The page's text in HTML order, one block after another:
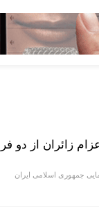
زائران از دو
جمهوری اسلامی ایران